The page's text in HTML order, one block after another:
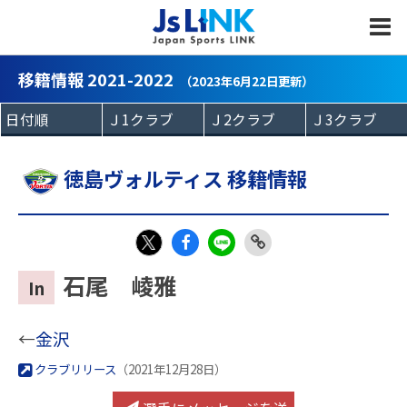
移籍情報 2021-2022 （2023年6月22日更新）
徳島ヴォルティス 移籍情報
X
eb
In 石尾 崚雅
←金沢
クラブリリース （2021年12月28日）